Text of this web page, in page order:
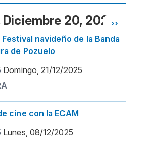
Diciembre 20, 2025
››
navideño de la Banda
de Pozuelo
Domingo, 21/12/2025
cine con la ECAM
Lunes, 08/12/2025